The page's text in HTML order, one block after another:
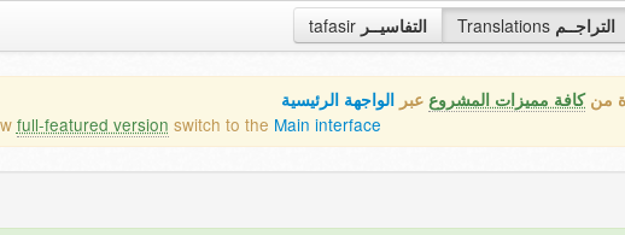
tafasir التفاسيــر Translations التراجــم
منكافة مميزات المشروع عبر الواجهة الرئيسية
full-featured version switch to the Main interface